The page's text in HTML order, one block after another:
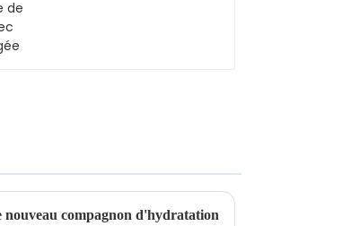
nouveau compagnon d'hydratation